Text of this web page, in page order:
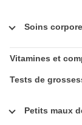
Soins
Vitamines et
Tests de
Petits maux